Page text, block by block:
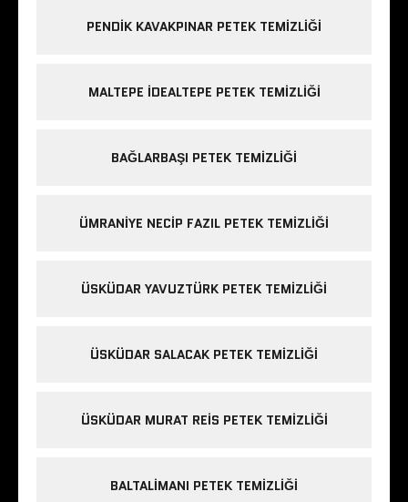
PENDIK KAVAKPINAR PETEK TEMIZLIĞI
MALTEPE IDEALTEPE PETEK TEMIZLIĞI
BAĞLARBAŞI PETEK TEMIZLIĞI
ÜMRANIYE NECIP FAZIL PETEK TEMIZLIĞI
ÜSKÜDAR YAVUZTÜRK PETEK TEMIZLIĞI
ÜSKÜDAR SALACAK PETEK TEMIZLIĞI
ÜSKÜDAR MURAT REIS PETEK TEMIZLIĞI
BALTALIMANI PETEK TEMIZLIĞI